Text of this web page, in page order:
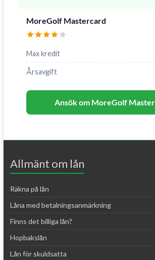
MoreGolf Mastercard
Max kredit
Årsavgift
Ansök om MoreGolf
Allmänt om lån
Räkna på lån
Låna med betalningsanmärkning
Finns det billiga lån?
Hopbakslån
Lån för skuldsatta